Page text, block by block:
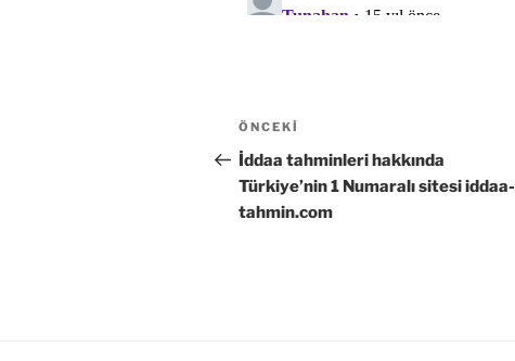
Yazı
gezinmesi
Önceki
Yazı
ÖNCEKI
İddaa tahminleri hakkında
Türkiye’nin 1 Numaralı sitesi iddaa-
tahmin.com